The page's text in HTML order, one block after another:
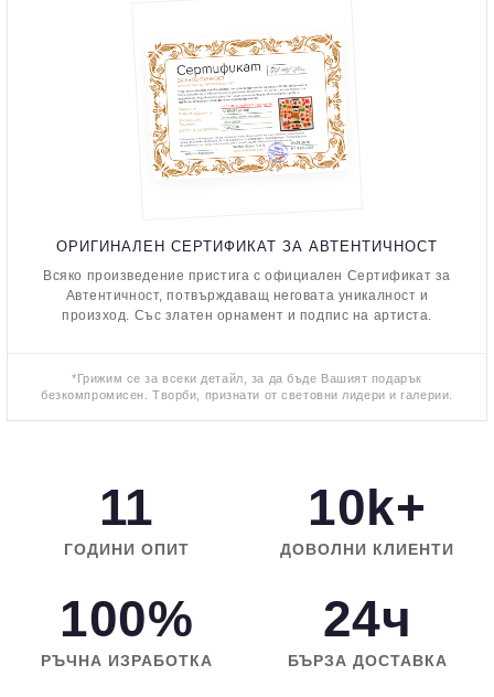
ОРИГИНАЛЕН СЕРТИФИКАТ ЗА АВТЕНТИЧНОСТ
Всяко произведение пристига с официален Сертификат за
Автентичност, потвърждаващ неговата уникалност и
произход. Със златен орнамент и подпис на артиста.
*Грижим се за всеки детайл, за да бъде Вашият подарък
безкомпромисен. Творби, признати от световни лидери и галерии.
11
ГОДИНИ ОПИТ
10k+
ДОВОЛНИ КЛИЕНТИ
100%
РЪЧНА ИЗРАБОТКА
24ч
БЪРЗА ДОСТАВКА